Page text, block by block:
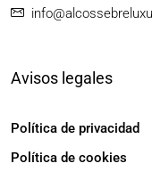
Avisos legales
Política de privacidad
Política de cookies